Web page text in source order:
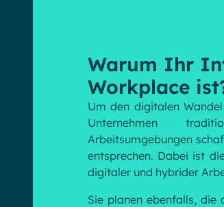
Warum Ihr
Workplace
Um den digitalen
Unternehmen
Arbeitsumgebungen
entsprechen. Dabei ist
digitaler und hybrider
Sie planen ebenfalls, die